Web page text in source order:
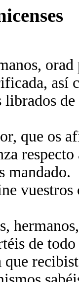
librados
que os
mandado.
de
que